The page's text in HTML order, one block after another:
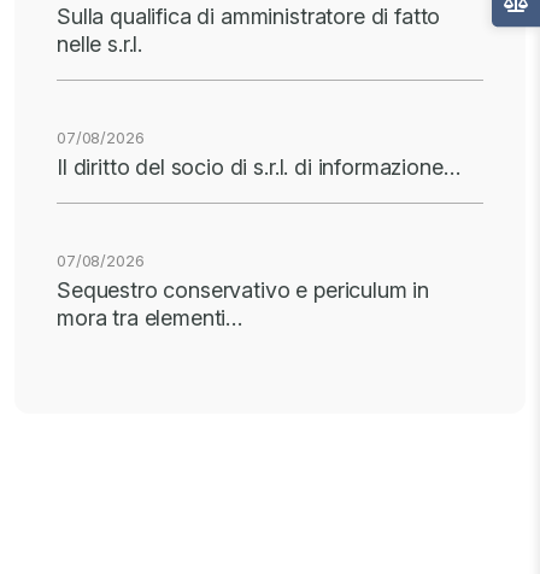
Sulla qualifica di amministratore di fatto
nelle s.r.l.
07/08/2026
Il diritto del socio di s.r.l. di informazione…
07/08/2026
Sequestro conservativo e periculum in
mora tra elementi…